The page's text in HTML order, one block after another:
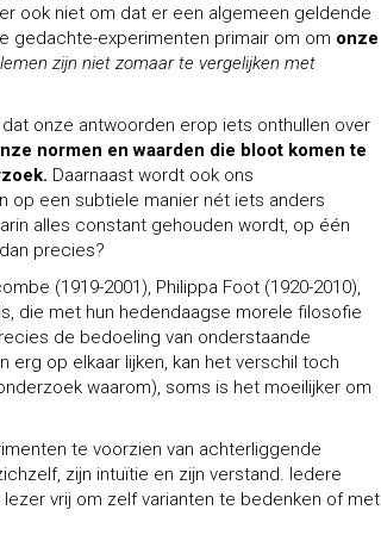
ook niet om dat er een algemeen geldende
gedachte-experimenten primair om om onze
zijn niet zomaar te vergelijken met
onze antwoorden erop iets onthullen over
normen en waarden die bloot komen te
Daarnaast wordt ook ons
op een subtiele manier nét iets anders
alles constant gehouden wordt, op één
precies?
(1919-2001), Philippa Foot (1920-2010),
die met hun hedendaagse morele filosofie
de bedoeling van onderstaande
erg op elkaar lijken, kan het verschil toch
waarom), soms is het moeilijker om
te voorzien van achterliggende
zijn intuïtie en zijn verstand. Iedere
vrij om zelf varianten te bedenken of met